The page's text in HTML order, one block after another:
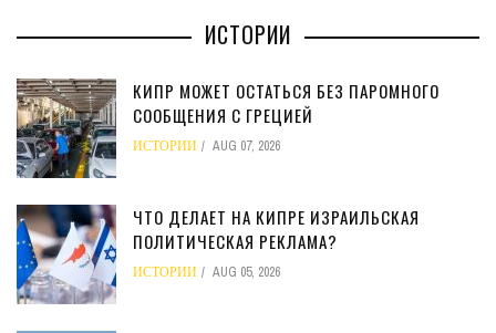
ИСТОРИИ
КИПР МОЖЕТ ОСТАТЬСЯ БЕЗ ПАРОМНОГО
СООБЩЕНИЯ С ГРЕЦИЕЙ
ИСТОРИИ AUG 07, 2026
ЧТО ДЕЛАЕТ НА КИПРЕ ИЗРАИЛЬСКАЯ
ПОЛИТИЧЕСКАЯ РЕКЛАМА?
ИСТОРИИ AUG 05, 2026